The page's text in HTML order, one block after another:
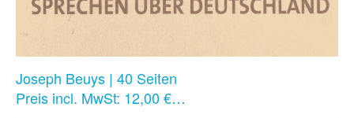
Joseph Beuys | 40 Seiten
Preis incl. MwSt: 12,00 €…